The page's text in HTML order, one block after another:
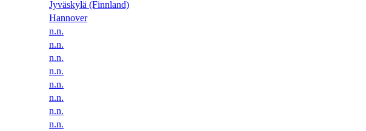
Jyväskylä (Finnland)
Hannover
n.n.
n.n.
n.n.
n.n.
n.n.
n.n.
n.n.
n.n.